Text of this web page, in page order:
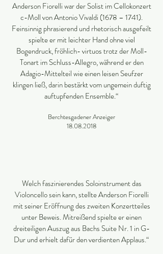
Anderson Fiorelli war der Solist im Cellokonzert
c-Moll von Antonio Vivaldi (1678 – 1741).
Feinsinnig phrasierend und rhetorisch ausgefeilt
spielte er mit leichter Hand ohne viel
Bogendruck, fröhlich- virtuos trotz der Moll-
Tonart im Schluss-Allegro, während er den
Adagio-Mittelteil wie einen leisen Seufzer
klingen ließ, darin bestärkt vom ungemein duftig
auftupfenden Ensemble.“
Berchtesgadener Anzeiger
18.08.2018
Welch faszinierendes Soloinstrument das
Violoncello sein kann, stellte Anderson Fiorelli
mit seiner Eröffnung des zweiten Konzertteiles
unter Beweis. Mitreißend spielte er einen
dreiteiligen Auszug aus Bachs Suite Nr. 1 in G-
Dur und erhielt dafür den verdienten Applaus.“